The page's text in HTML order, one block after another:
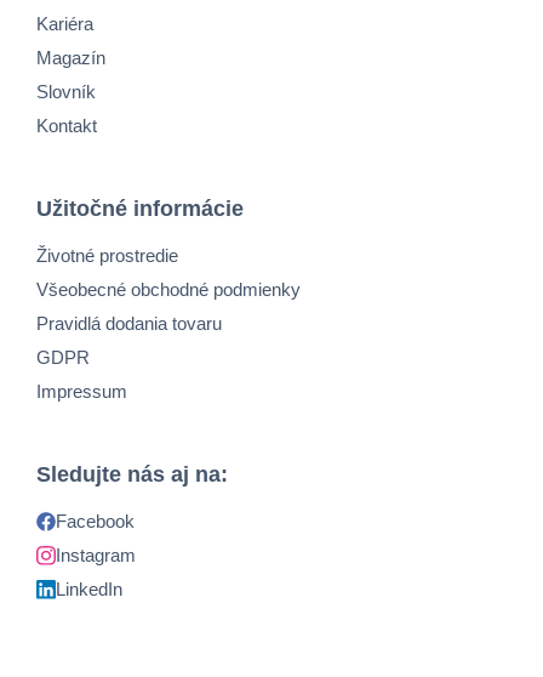
Kariéra
Magazín
Slovník
Kontakt
Užitočné informácie
Životné prostredie
Všeobecné obchodné podmienky
Pravidlá dodania tovaru
GDPR
Impressum
Sledujte nás aj na:
Facebook
Instagram
LinkedIn